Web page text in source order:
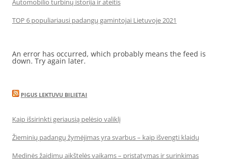
Automobilio turbinų istorija ir ateitis
TOP 6 populiariausi padangų gamintojai Lietuvoje 2021
An error has occurred, which probably means the feed is
down. Try again later.
PIGUS LEKTUVU BILIETAI
Kaip išsirinkti geriausią pelėsio valiklį
Žieminių padangų žymėjimas yra svarbus – kaip išvengti klaidų
Medinės žaidimų aikštelės vaikams – pristatymas ir surinkimas